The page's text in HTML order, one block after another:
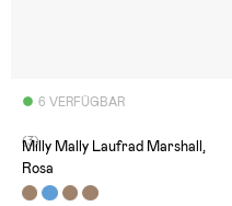
6 VERFÜGBAR
(3)
Milly Mally Laufrad Marshall,
Rosa